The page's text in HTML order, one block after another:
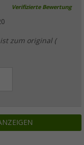
Verifizierte Bewertung
zum original (